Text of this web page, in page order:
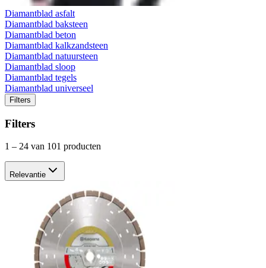
Diamantblad asfalt
Diamantblad baksteen
Diamantblad beton
Diamantblad kalkzandsteen
Diamantblad natuursteen
Diamantblad sloop
Diamantblad tegels
Diamantblad universeel
Filters
Filters
1 – 24 van 101 producten
Relevantie